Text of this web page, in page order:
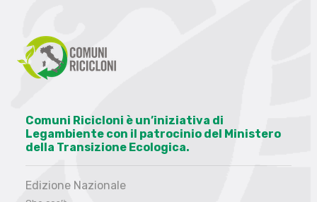
Comuni Ricicloni è un’iniziativa di
Legambiente con il patrocinio del Ministero
della Transizione Ecologica.
Edizione Nazionale